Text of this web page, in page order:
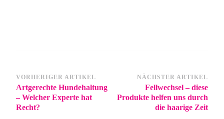
VORHERIGER ARTIKEL
Artgerechte Hundehaltung
– Welcher Experte hat
Recht?
NÄCHSTER ARTIKEL
Fellwechsel – diese
Produkte helfen uns durch
die haarige Zeit